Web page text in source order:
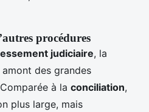
procédures
judiciaire, la
amont des grandes
à la conciliation,
plus large, mais